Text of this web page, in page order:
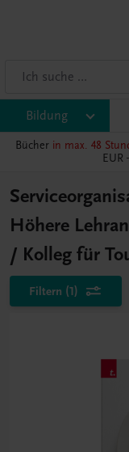
Bildung
Bücher in max. 48
EUR
Höhere
/ Kolleg für
Filtern (1)